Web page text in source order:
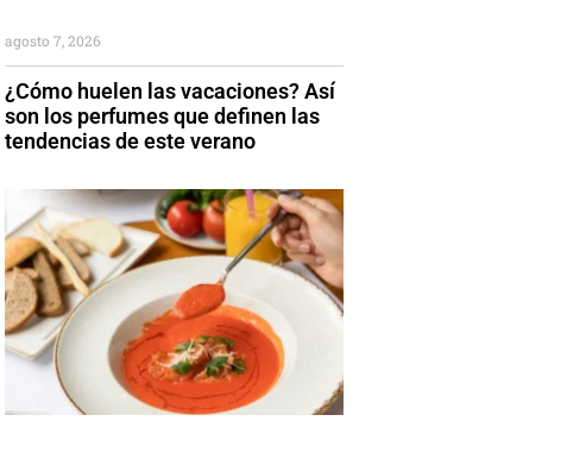
¿Cómo huelen las vacaciones? Así
son los perfumes que definen las
tendencias de este verano
agosto 7, 2026